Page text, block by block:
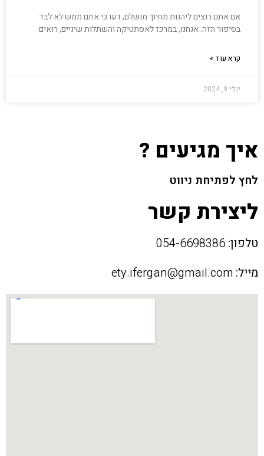
אם אתם רוצים ליהנות מחיוך מושלם, דעו כי אתם ממש לא לבד
בסיפור הזה. אנחנו, במרכז לאסתטיקה והשתלות שיניים, רואים
קרא עוד »
יולי 9, 2024
איך מגיעים ?
לחץ לפתיחת ניווט
ליצירת קשר
טלפון:
מייל: ety.ifergan@gmail.com